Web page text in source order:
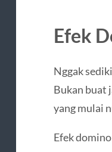
Efek
Nggak
Bukan buat
yang mulai
Efek